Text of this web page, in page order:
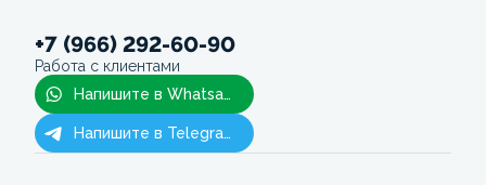
+7 (966) 292-60-90
Работа с клиентами
Напишите в Whatsapp
Напишите в Telegram